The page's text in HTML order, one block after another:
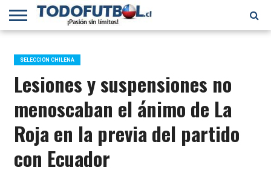
PRIMERA
B
SELECCIÓN
CHILENA
CHILENOS
EN EL
MUNDO
FÚTBOL
INTERNACIONAL
SELECCIÓN CHILENA
Lesiones y suspensiones no
menoscaban el ánimo de La
Roja en la previa del partido
con Ecuador